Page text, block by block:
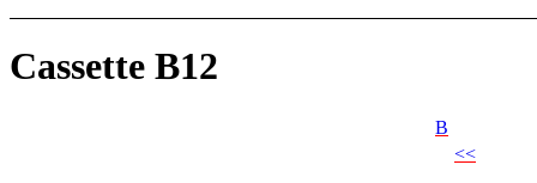
Cassette B12
B
<<